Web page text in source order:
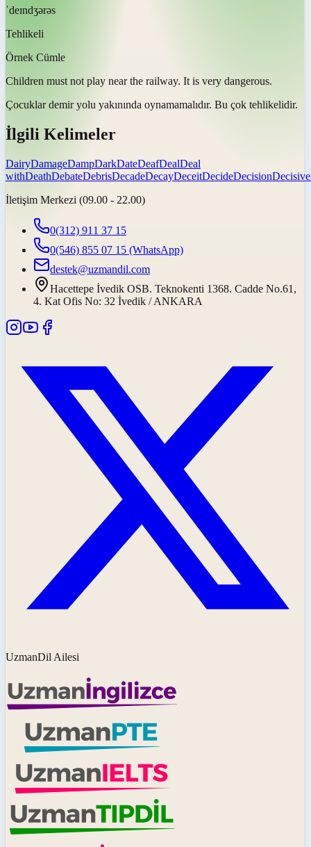
ˈdeɪndʒərəs
Tehlikeli
Örnek Cümle
Children must not play near the railway. It is very dangerous.
Çocuklar demir yolu yakınında oynamamalıdır. Bu çok tehlikelidir.
İlgili Kelimeler
DairyDamageDampDarkDateDeafDealDeal
withDeathDebateDebrisDecadeDecayDeceitDecideDecisionDecisive
İletişim Merkezi (09.00 - 22.00)
0(312) 911 37 15
0(546) 855 07 15 (WhatsApp)
destek@uzmandil.com
Hacettepe İvedik OSB. Teknokenti 1368. Cadde No.61,
4. Kat Ofis No: 32 İvedik / ANKARA
UzmanDil Ailesi